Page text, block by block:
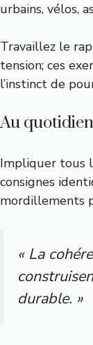
urbains, vélos,
Travaillez le
tension; ces
l’instinct de
Au
Impliquer tous
consignes
mordillements
« La
durable. »